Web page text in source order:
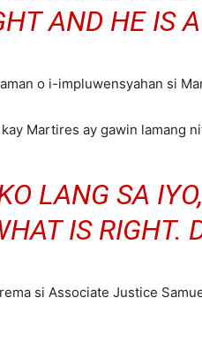
AND HE IS
o i-impluwensyahan si
Martires ay gawin lamang
LANG SA
IS RIGHT.
si Associate Justice